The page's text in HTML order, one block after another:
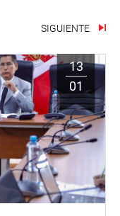
SIGUIENTE
13
01